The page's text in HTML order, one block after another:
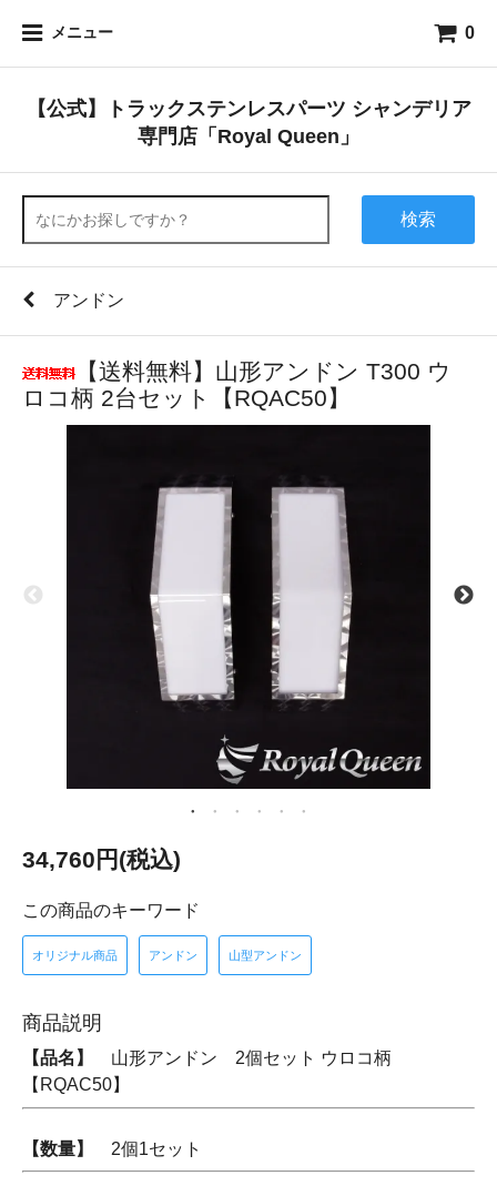
メニュー 0
【公式】トラックステンレスパーツ シャンデリア
専門店「Royal Queen」
検索
アンドン
【送料無料】山形アンドン T300 ウ
ロコ柄 2台セット【RQAC50】
34,760円(税込)
この商品のキーワード
オリジナル商品 アンドン 山型アンドン
商品説明
【品名】 山形アンドン 2個セット ウロコ柄
【RQAC50】
【数量】 2個1セット